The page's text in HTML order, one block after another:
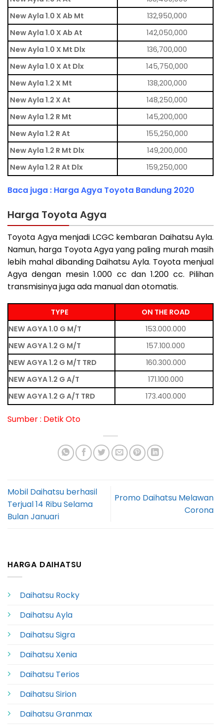
New Ayla 1.0 X Ab Mt
132,950,000
New Ayla 1.0 X Ab At
142,050,000
New Ayla 1.0 X Mt Dlx
136,700,000
New Ayla 1.0 X At Dlx
145,750,000
New Ayla 1.2 X Mt
138,200,000
New Ayla 1.2 X At
148,250,000
New Ayla 1.2 R Mt
145,200,000
New Ayla 1.2 R At
155,250,000
New Ayla 1.2 R Mt Dlx
149,200,000
New Ayla 1.2 R At Dlx
159,250,000
Baca juga : Harga Agya Toyota Bandung 2020
Harga Toyota Agya
Toyota Agya menjadi LCGC kembaran Daihatsu Ayla.
Namun, harga Toyota Agya yang paling murah masih
lebih mahal dibanding Daihatsu Ayla. Toyota menjual
Agya dengan mesin 1.000 cc dan 1.200 cc. Pilihan
transmisinya juga ada manual dan otomatis.
TYPE
ON THE ROAD
NEW AGYA 1.0 G M/T
153.000.000
NEW AGYA 1.2 G M/T
157.100.000
NEW AGYA 1.2 G M/T TRD
160.300.000
NEW AGYA 1.2 G A/T
171.100.000
NEW AGYA 1.2 G A/T TRD
173.400.000
Sumber : Detik Oto
Mobil Daihatsu berhasil
Terjual 14 Ribu Selama
Bulan Januari
Promo Daihatsu Melawan
Corona
HARGA DAIHATSU
Daihatsu Rocky
Daihatsu Ayla
Daihatsu Sigra
Daihatsu Xenia
Daihatsu Terios
Daihatsu Sirion
Daihatsu Granmax